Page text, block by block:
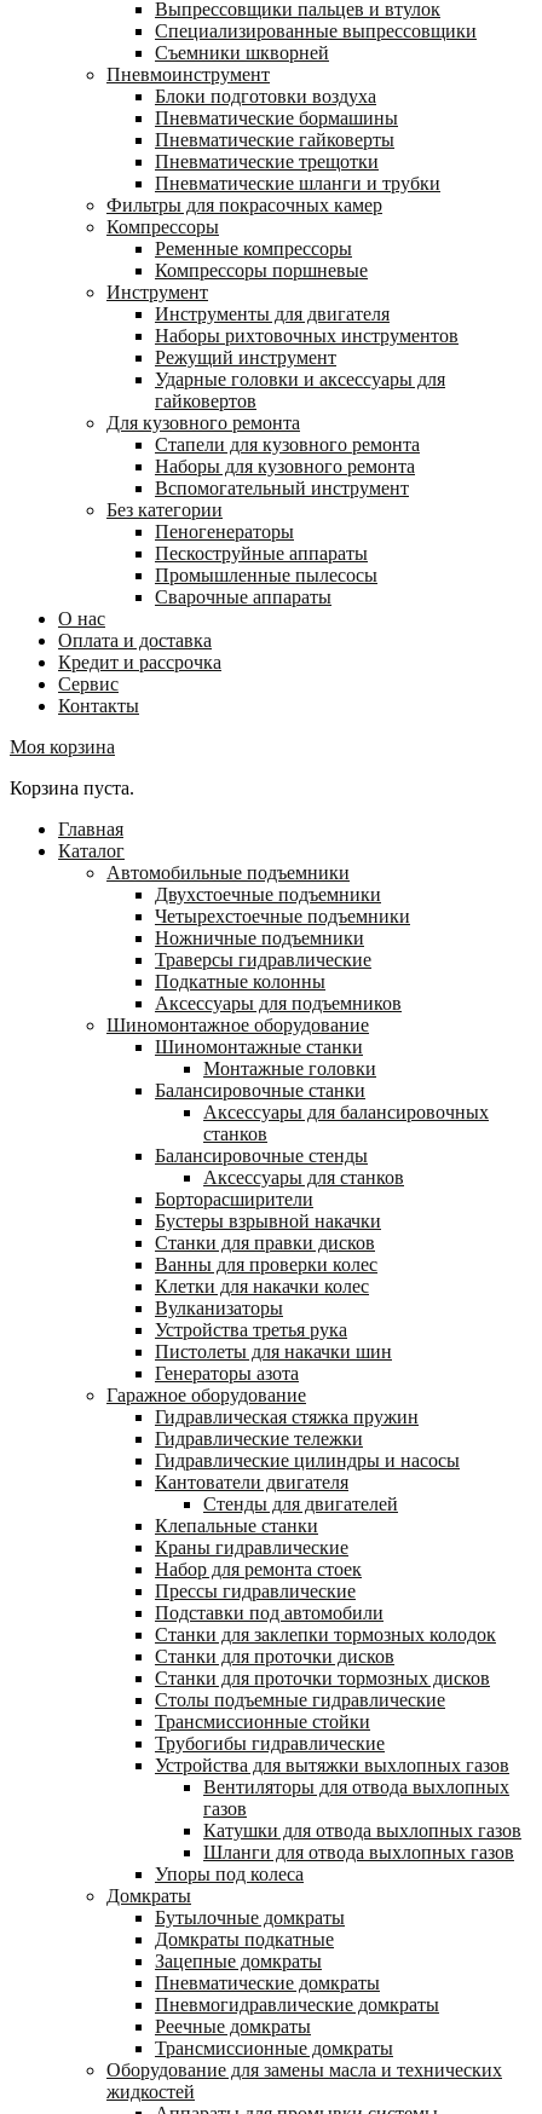
Выпрессовщики пальцев и втулок
Специализированные выпрессовщики
Cъемники шкворней
Пневмоинструмент
Блоки подготовки воздуха
Пневматические бормашины
Пневматические гайковерты
Пневматические трещотки
Пневматические шланги и трубки
Фильтры для покрасочных камер
Компрессоры
Ременные компрессоры
Компрессоры поршневые
Инструмент
Инструменты для двигателя
Наборы рихтовочных инструментов
Режущий инструмент
Ударные головки и аксессуары для
гайковертов
Для кузовного ремонта
Стапели для кузовного ремонта
Наборы для кузовного ремонта
Вспомогательный инструмент
Без категории
Пеногенераторы
Пескоструйные аппараты
Промышленные пылесосы
Сварочные аппараты
О нас
Оплата и доставка
Кредит и рассрочка
Сервис
Контакты
Моя корзина
Корзина пуста.
Главная
Каталог
Автомобильные подъемники
Двухстоечные подъемники
Четырехстоечные подъемники
Ножничные подъемники
Траверсы гидравлические
Подкатные колонны
Аксессуары для подъемников
Шиномонтажное оборудование
Шиномонтажные станки
Монтажные головки
Балансировочные станки
Аксессуары для балансировочных
станков
Балансировочные стенды
Аксессуары для станков
Борторасширители
Бустеры взрывной накачки
Станки для правки дисков
Ванны для проверки колес
Клетки для накачки колес
Вулканизаторы
Устройства третья рука
Пистолеты для накачки шин
Генераторы азота
Гаражное оборудование
Гидравлическая стяжка пружин
Гидравлические тележки
Гидравлические цилиндры и насосы
Кантователи двигателя
Стенды для двигателей
Клепальные станки
Краны гидравлические
Набор для ремонта стоек
Прессы гидравлические
Подставки под автомобили
Станки для заклепки тормозных колодок
Станки для проточки дисков
Станки для проточки тормозных дисков
Столы подъемные гидравлические
Трансмиссионные стойки
Трубогибы гидравлические
Устройства для вытяжки выхлопных газов
Вентиляторы для отвода выхлопных
газов
Катушки для отвода выхлопных газов
Шланги для отвода выхлопных газов
Упоры под колеса
Домкраты
Бутылочные домкраты
Домкраты подкатные
Зацепные домкраты
Пневматические домкраты
Пневмогидравлические домкраты
Реечные домкраты
Трансмиссионные домкраты
Оборудование для замены масла и технических
жидкостей